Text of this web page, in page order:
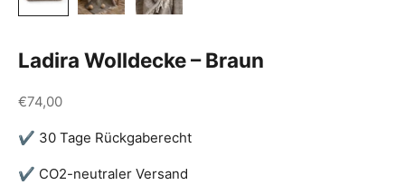
Ladira Wolldecke – Braun
Angebot
€74,00
✔ 30 Tage Rückgaberecht
✔ CO2-neutraler Versand